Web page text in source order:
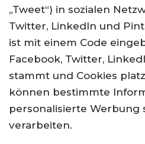
„Tweet“) in sozialen
Twitter, LinkedIn und
ist mit einem Code
Facebook, Twitter,
stammt und Cookies
können bestimmte
personalisierte Werbung
verarbeiten.